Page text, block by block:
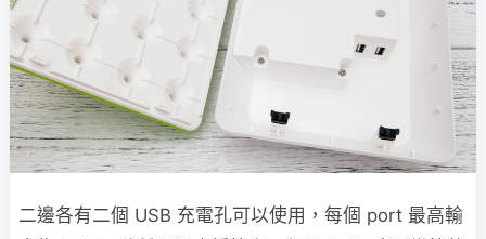
二邊各有二個 USB 充電孔可以使用，每個 port 最高輸